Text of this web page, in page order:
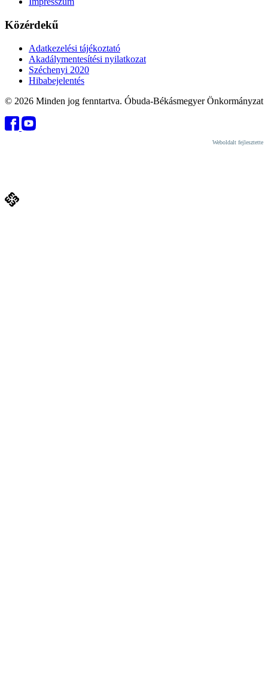
Közérdekű
Adatkezelési tájékoztató
Akadálymentesítési nyilatkozat
Széchenyi 2020
Hibabejelentés
© 2026 Minden jog fenntartva. Óbuda-Békásmegyer Önkormányzat
Weboldalt fejlesztette